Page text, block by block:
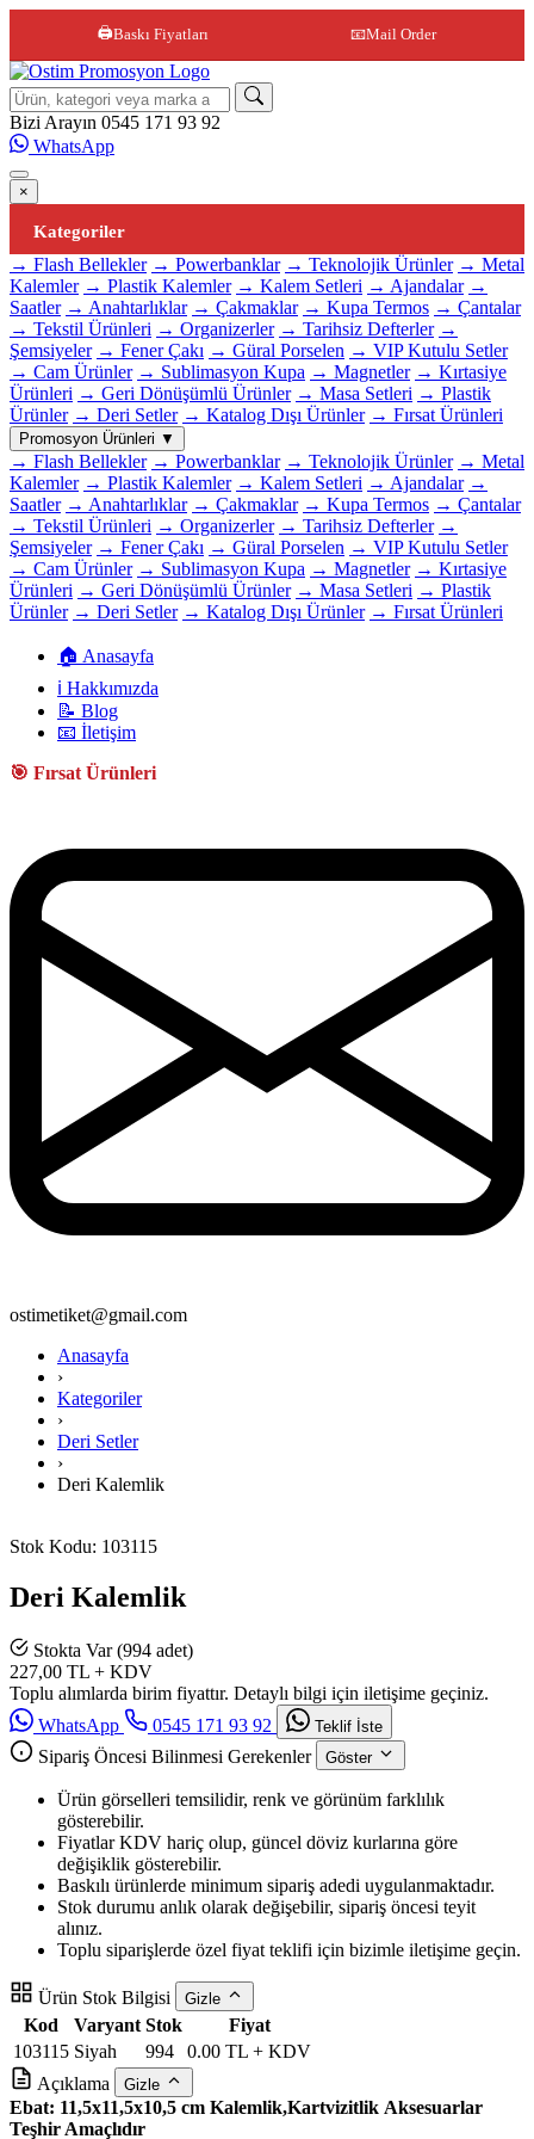
🖨️Baskı Fiyatları 📧Mail Order
Site içi arama
Bizi Arayın 0545 171 93 92
WhatsApp
×
Kategoriler
→ Flash Bellekler → Powerbanklar → Teknolojik Ürünler → Metal
Kalemler → Plastik Kalemler → Kalem Setleri → Ajandalar →
Saatler → Anahtarlıklar → Çakmaklar → Kupa Termos → Çantalar
→ Tekstil Ürünleri → Organizerler → Tarihsiz Defterler →
Şemsiyeler → Fener Çakı → Güral Porselen → VIP Kutulu Setler
→ Cam Ürünler → Sublimasyon Kupa → Magnetler → Kırtasiye
Ürünleri → Geri Dönüşümlü Ürünler → Masa Setleri → Plastik
Ürünler → Deri Setler → Katalog Dışı Ürünler → Fırsat Ürünleri
Promosyon Ürünleri ▼
→ Flash Bellekler → Powerbanklar → Teknolojik Ürünler → Metal
Kalemler → Plastik Kalemler → Kalem Setleri → Ajandalar →
Saatler → Anahtarlıklar → Çakmaklar → Kupa Termos → Çantalar
→ Tekstil Ürünleri → Organizerler → Tarihsiz Defterler →
Şemsiyeler → Fener Çakı → Güral Porselen → VIP Kutulu Setler
→ Cam Ürünler → Sublimasyon Kupa → Magnetler → Kırtasiye
Ürünleri → Geri Dönüşümlü Ürünler → Masa Setleri → Plastik
Ürünler → Deri Setler → Katalog Dışı Ürünler → Fırsat Ürünleri
🏠 Anasayfa
ℹ️ Hakkımızda
📝 Blog
📧 İletişim
🎯 Fırsat Ürünleri
ostimetiket@gmail.com
Anasayfa
›
Kategoriler
›
Deri Setler
›
Deri Kalemlik
Stok Kodu: 103115
Deri Kalemlik
Stokta Var (994 adet)
227,00 TL + KDV
Toplu alımlarda birim fiyattır. Detaylı bilgi için iletişime geçiniz.
WhatsApp
0545 171 93 92 Teklif İste
Sipariş Öncesi Bilinmesi Gerekenler Göster
Ürün görselleri temsilidir, renk ve görünüm farklılık
gösterebilir.
Fiyatlar KDV hariç olup, güncel döviz kurlarına göre
değişiklik gösterebilir.
Baskılı ürünlerde minimum sipariş adedi uygulanmaktadır.
Stok durumu anlık olarak değişebilir, sipariş öncesi teyit
alınız.
Toplu siparişlerde özel fiyat teklifi için bizimle iletişime geçin.
Ürün Stok Bilgisi Gizle
Kod Varyant Stok
Fiyat
103115 Siyah 994
0.00 TL + KDV
Açıklama
Gizle
Ebat: 11,5x11,5x10,5 cm Kalemlik,Kartvizitlik Aksesuarlar
Teşhir Amaçlıdır